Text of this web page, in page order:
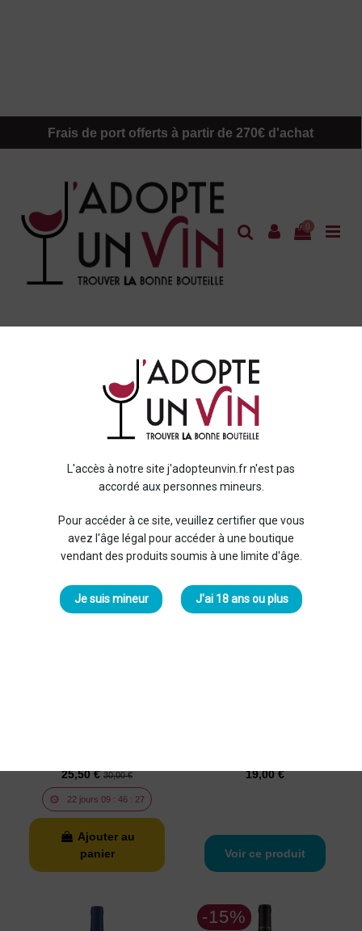
L'accès à notre site j'adopteunvin.fr n'est pas
accordé aux personnes mineurs.
Pour accéder à ce site, veuillez certifier que vous
avez l'âge légal pour accéder à une boutique
vendant des produits soumis à une limite d'âge.
Je suis mineur J'ai 18 ans ou plus
Frais de port offerts à partir de 270€ d'achat
0
Liste des produits de la marque
Dupré Goujon
Nom, A à Z 4
-15%
25,50 €30,00 €
22 jours 09: 46: 26
Ajouter au
panier
19,00 €
Voir ce produit
-15%